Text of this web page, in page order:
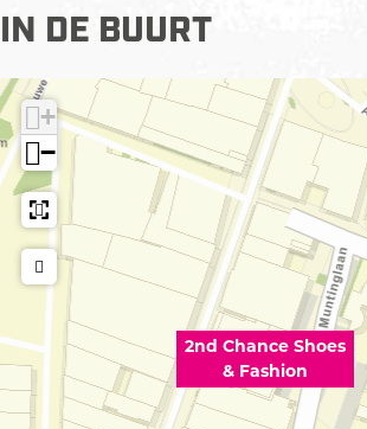
i
n
h
o
n
IN DE BUURT
2nd Chance Shoes
& Fashion
+
−